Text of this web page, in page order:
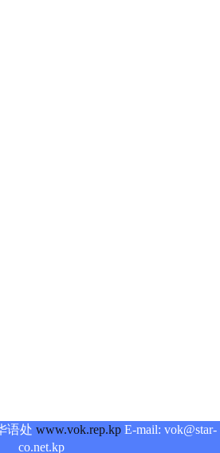
语处 www.vok.rep.kpE-mail: vok@star-
co.net.kp